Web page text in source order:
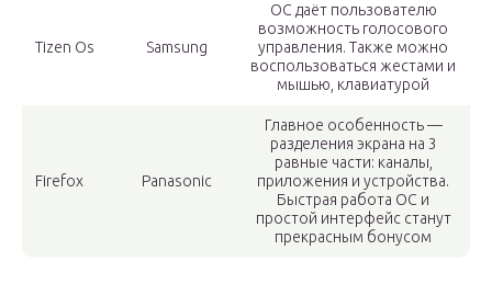
Tizen Os Samsung
ОС даёт пользователю
возможность голосового
управления. Также можно
воспользоваться жестами и
мышью, клавиатурой
Firefox Panasonic
Главное особенность —
разделения экрана на 3
равные части: каналы,
приложения и устройства.
Быстрая работа ОС и
простой интерфейс станут
прекрасным бонусом